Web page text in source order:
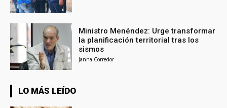
Ministro Menéndez: Urge transformar
la planificación territorial tras los
sismos
Janna Corredor
LO MÁS LEÍDO